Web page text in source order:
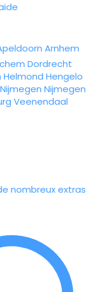
Arnhem
Dordrecht
Helmond Hengelo
Nijmegen Nijmegen
Veenendaal
nombreux extras